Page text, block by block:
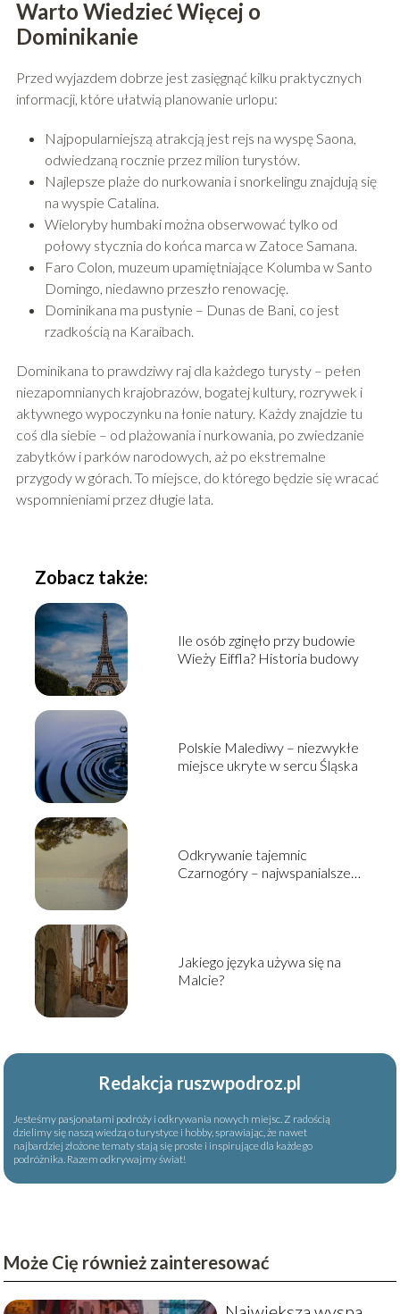
Warto Wiedzieć Więcej o
Dominikanie
Przed wyjazdem dobrze jest zasięgnąć kilku praktycznych
informacji, które ułatwią planowanie urlopu:
Najpopularniejszą atrakcją jest rejs na wyspę Saona,
odwiedzaną rocznie przez milion turystów.
Najlepsze plaże do nurkowania i snorkelingu znajdują się
na wyspie Catalina.
Wieloryby humbaki można obserwować tylko od
połowy stycznia do końca marca w Zatoce Samana.
Faro Colon, muzeum upamiętniające Kolumba w Santo
Domingo, niedawno przeszło renowację.
Dominikana ma pustynie – Dunas de Bani, co jest
rzadkością na Karaibach.
Dominikana to prawdziwy raj dla każdego turysty – pełen
niezapomnianych krajobrazów, bogatej kultury, rozrywek i
aktywnego wypoczynku na łonie natury. Każdy znajdzie tu
coś dla siebie – od plażowania i nurkowania, po zwiedzanie
zabytków i parków narodowych, aż po ekstremalne
przygody w górach. To miejsce, do którego będzie się wracać
wspomnieniami przez długie lata.
Zobacz także:
Ile osób zginęło przy budowie
Wieży Eiffla? Historia budowy
Polskie Malediwy – niezwykłe
miejsce ukryte w sercu Śląska
Odkrywanie tajemnic
Czarnogóry – najwspanialsze
Jakiego języka używa się na
Malcie?
Redakcja ruszwpodroz.pl
Jesteśmy pasjonatami podróży i odkrywania nowych miejsc. Z radością
dzielimy się naszą wiedzą o turystyce i hobby, sprawiając, że nawet
najbardziej złożone tematy stają się proste i inspirujące dla każdego
podróżnika. Razem odkrywajmy świat!
Może Cię również zainteresować